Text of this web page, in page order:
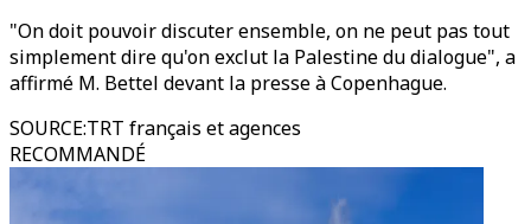
"On doit pouvoir discuter ensemble, on ne peut pas tout
simplement dire qu'on exclut la Palestine du dialogue", a
affirmé M. Bettel devant la presse à Copenhague.
SOURCE:TRT français et agences
RECOMMANDÉ